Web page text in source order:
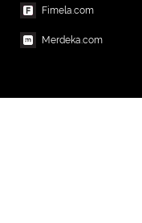
Fimela.com
Merdeka.com